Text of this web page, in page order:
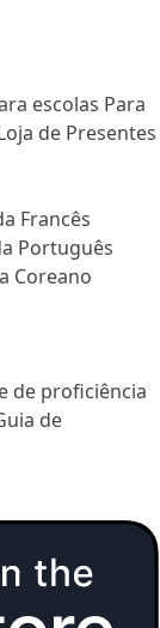
escolas Para
de Presentes
Francês
Português
Coreano
de proficiência
de